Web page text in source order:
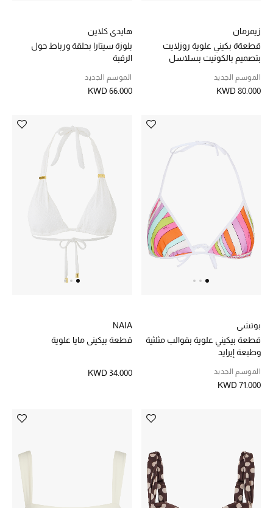
حصريًا عبر الإنترنت
دليل مستلزمات الرجال
الأحذية الرجالية
حقائب رجالية
العناية الشخصية بالرجال
تسوقوا للرجال
عودة صغاركم للمدارس
الهدايا
زيمرمان
قطعةة بكيني علوية روزلايت
بتصميم بالكونيت بسلاسل
الموسم الجديد
KWD 80.000
هايدي كلاين
بلوزة سيتارا بحلقة ورباط حول
الرقبة
الموسم الجديد
KWD 66.000
بوتشي
قطعة بيكيني علوية بقوالب مثلثية
وطبعة إيرايد
الموسم الجديد
KWD 71.000
NAIA
قطعة بيكيني مايا علوية
KWD 34.000